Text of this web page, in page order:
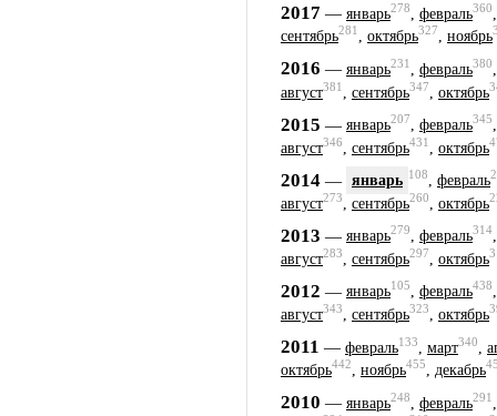
2017 — январь278 февраль360
сентябрь281, октябрь327, ноябрь
2016 — январь231 февраль380
август381 сентябрь347 октябрь
2015 — январь207, февраль345
август346 сентябрь431 октябрь
2014 — январь 108, февраль
август273 сентябрь260 октябрь
2013 — январь279, февраль314
август283 сентябрь297 октябрь
2012 — январь105, февраль438
август343, сентябрь323, октябрь
2011 — февраль133 март340
октябрь442, ноябрь455, декабрь
2010 — январь248 февраль291